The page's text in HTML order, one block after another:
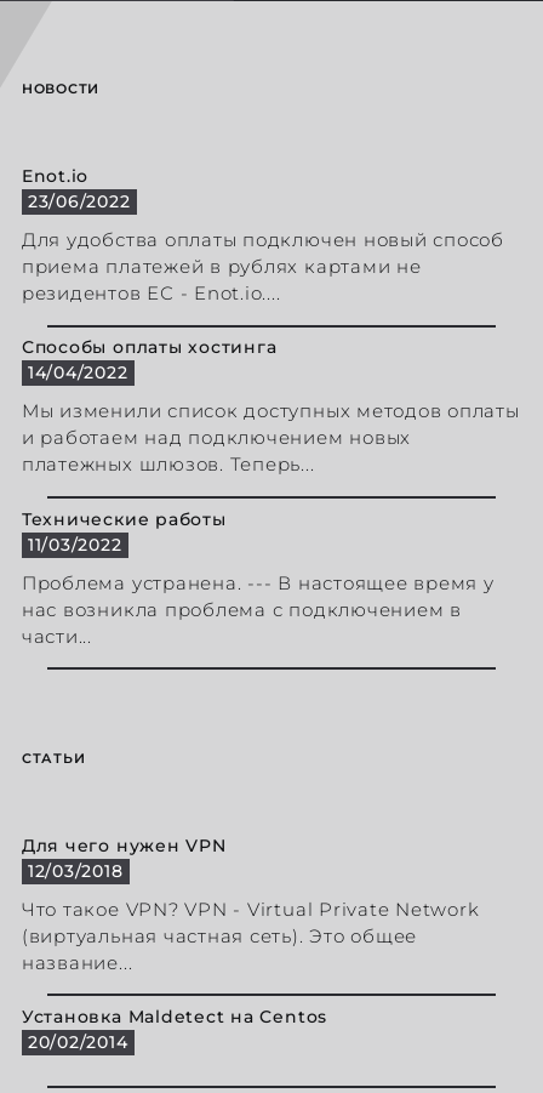
НОВОСТИ
Enot.io
23/06/2022
Для удобства оплаты подключен новый способ
приема платежей в рублях картами не
резидентов ЕС - Enot.io....
Способы оплаты хостинга
14/04/2022
Мы изменили список доступных методов оплаты
и работаем над подключением новых
платежных шлюзов. Теперь...
Технические работы
11/03/2022
Проблема устранена. --- В настоящее время у
нас возникла проблема с подключением в
части...
СТАТЬИ
Для чего нужен VPN
12/03/2018
Что такое VPN? VPN - Virtual Private Network
(виртуальная частная сеть). Это общее
название...
Установка Maldetect на Centos
20/02/2014